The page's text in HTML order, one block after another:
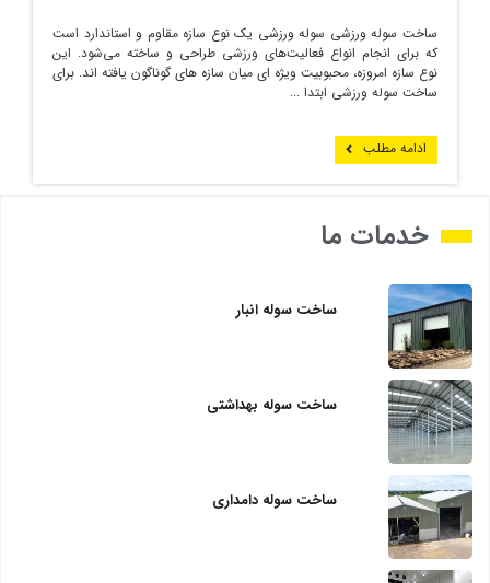
ساخت سوله ورزشی سوله ورزشی یک نوع سازه مقاوم و استاندارد است
که برای انجام انواع فعالیت‌های ورزشی طراحی و ساخته می‌شود. این
نوع سازه امروزه، محبوبیت ویژه ای میان سازه های گوناگون یافته اند. برای
ساخت سوله ورزشی ابتدا ...
ادامه مطلب
خدمات ما
ساخت سوله انبار
ساخت سوله بهداشتی
ساخت سوله دامداری